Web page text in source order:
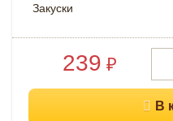
Закуски
239 ₽